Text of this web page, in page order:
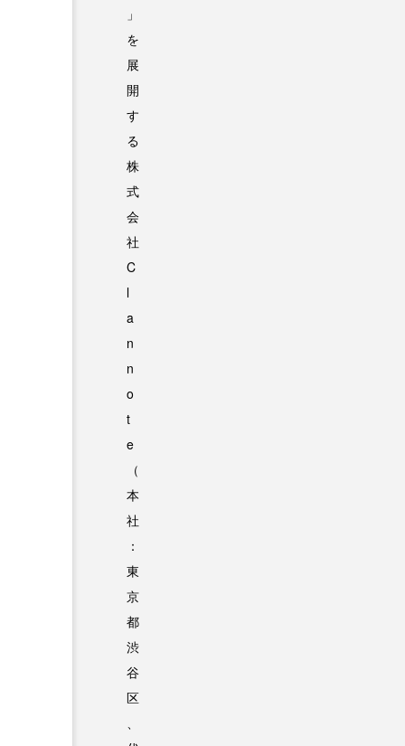
」
を
展
開
す
る
株
式
会
社
C
l
a
n
n
o
t
e
（
本
社
：
東
京
都
渋
谷
区
、